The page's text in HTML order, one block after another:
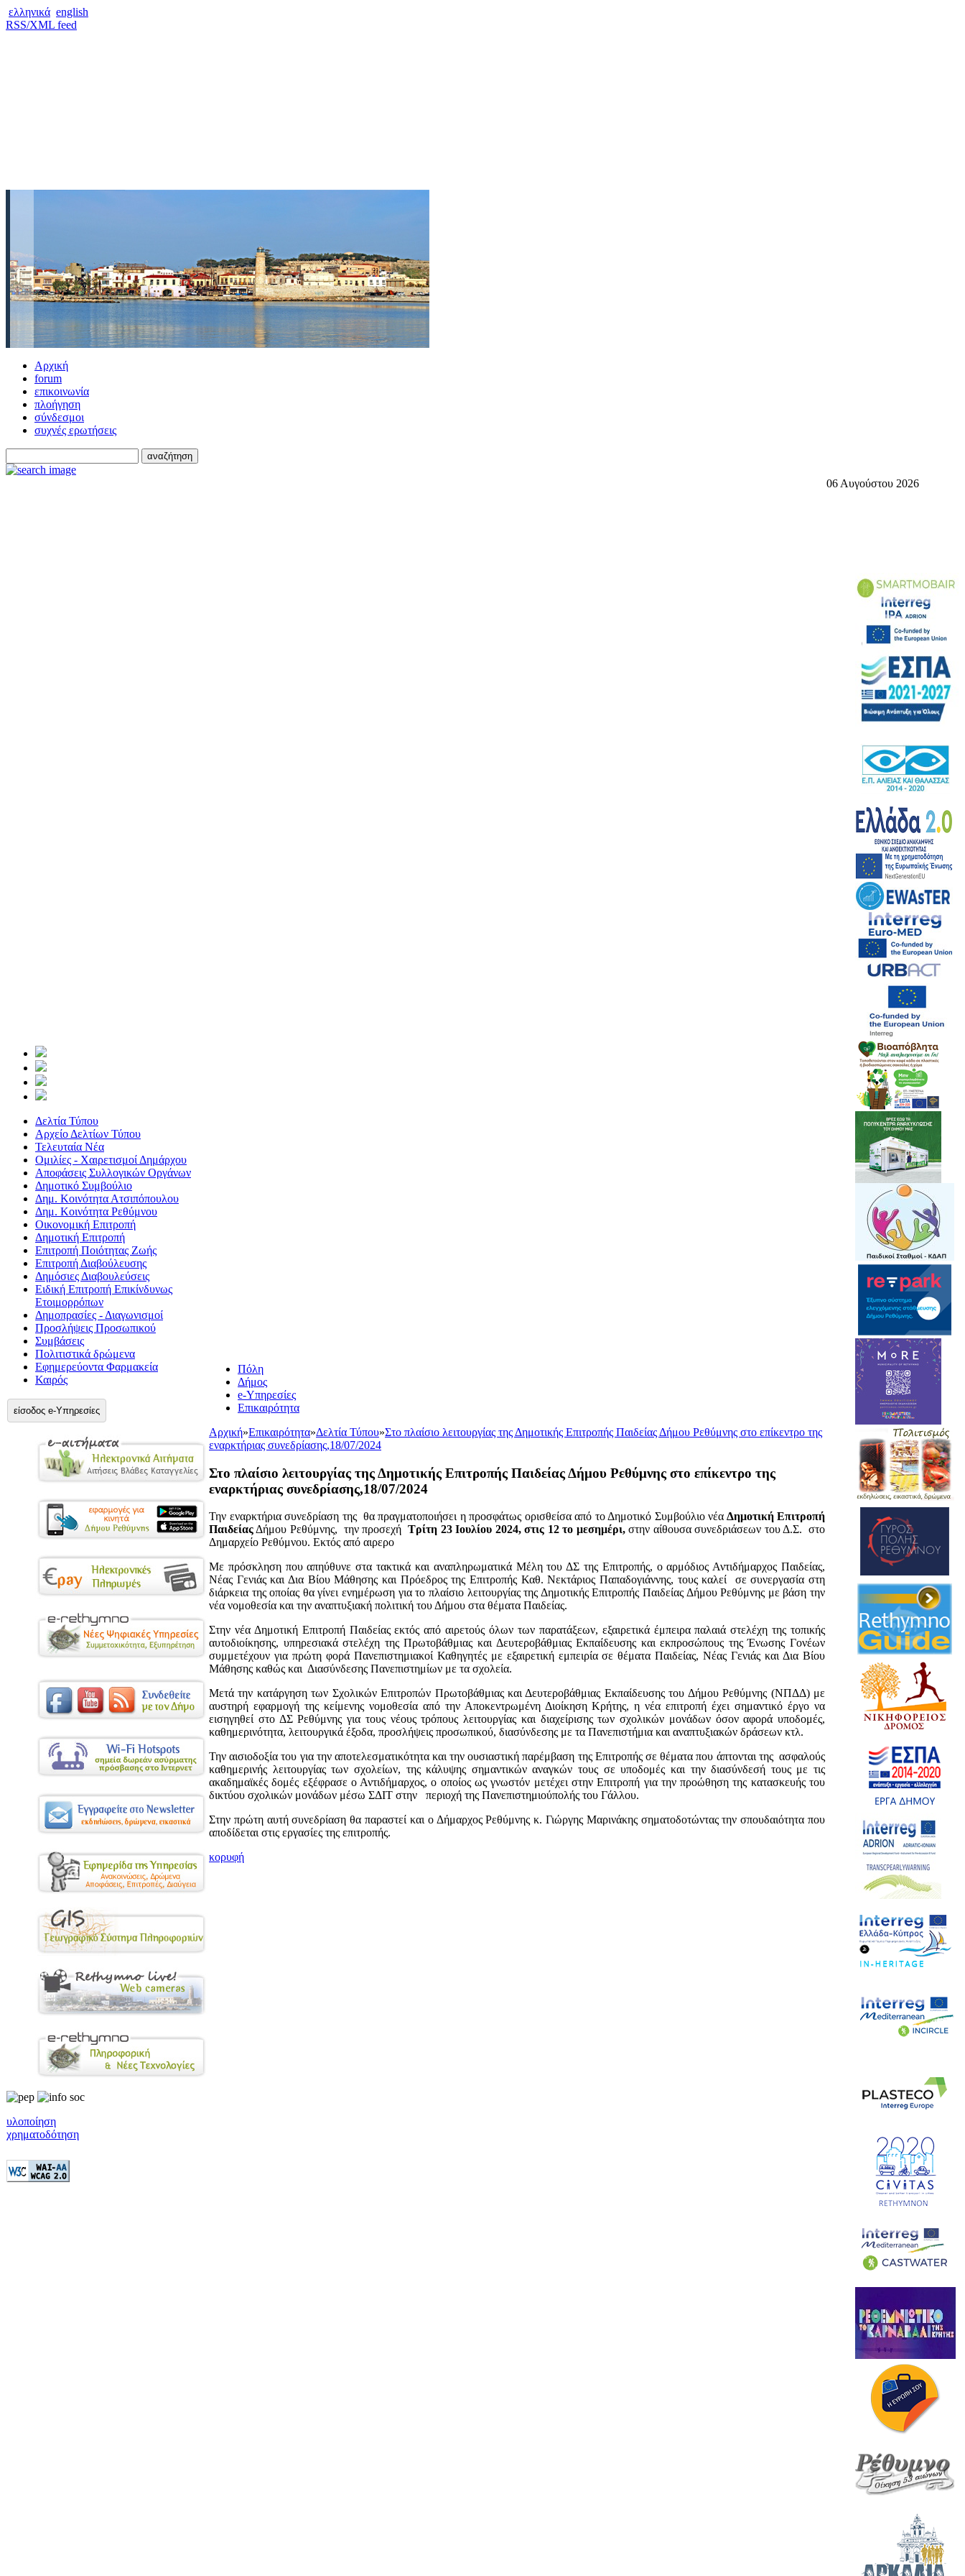
ελληνικά english
RSS/XML feed
Αρχική
forum
επικοινωνία
πλοήγηση
σύνδεσμοι
συχνές ερωτήσεις
Δελτία Τύπου
Αρχείο Δελτίων Τύπου
Τελευταία Νέα
Ομιλίες - Χαιρετισμοί Δημάρχου
Αποφάσεις Συλλογικών Οργάνων
Δημοτικό Συμβούλιο
Δημ. Κοινότητα Ατσιπόπουλου
Δημ. Κοινότητα Ρεθύμνου
Οικονομική Επιτροπή
Δημοτική Επιτροπή
Επιτροπή Ποιότητας Ζωής
Επιτροπή Διαβούλευσης
Δημόσιες Διαβουλεύσεις
Ειδική Επιτροπή Επικίνδυνως
Ετοιμορρόπων
Δημοπρασίες - Διαγωνισμοί
Προσλήψεις Προσωπικού
Συμβάσεις
Πολιτιστικά δρώμενα
Εφημερεύοντα Φαρμακεία
Καιρός
είσοδος e-Υπηρεσίες
υλοποίηση
χρηματοδότηση
Πόλη
Δήμος
e-Υπηρεσίες
Επικαιρότητα
Αρχική»Επικαιρότητα»Δελτία Τύπου»Στο πλαίσιο λειτουργίας της Δημοτικής Επιτροπής Παιδείας Δήμου Ρεθύμνης στο επίκεντρο της
εναρκτήριας συνεδρίασης,18/07/2024
Στο πλαίσιο λειτουργίας της Δημοτικής Επιτροπής Παιδείας Δήμου Ρεθύμνης στο επίκεντρο της
εναρκτήριας συνεδρίασης,18/07/2024
Την εναρκτήρια συνεδρίαση της θα πραγματοποιήσει η προσφάτως ορισθείσα από το Δημοτικό Συμβούλιο νέα Δημοτική Επιτροπή
ΠαιδείαςΔήμου Ρεθύμνης, την προσεχήΤρίτη 23 Ιουλίου 2024, στις 12 το μεσημέρι,στην αίθουσα συνεδριάσεων του Δ.Σ. στο
Δημαρχείο Ρεθύμνου. Εκτός από αιρερο
Με πρόσκληση που απηύθυνε στα τακτικά και αναπληρωματικά Μέλη του ΔΣ της Επιτροπής, ο αρμόδιος Αντιδήμαρχος Παιδείας,
Νέας Γενιάς και Δια Βίου Μάθησης και Πρόεδρος της Επιτροπής Καθ. Νεκτάριος Παπαδογιάννης, τους καλεί σε συνεργασία στη
διάρκεια της οποίας θα γίνει ενημέρωση για το πλαίσιο λειτουργίας της Δημοτικής Επιτροπής Παιδείας Δήμου Ρεθύμνης με βάση την
νέα νομοθεσία και την αναπτυξιακή πολιτική του Δήμου στα θέματα Παιδείας.
Στην νέα Δημοτική Επιτροπή Παιδείας εκτός από αιρετούς όλων των παρατάξεων, εξαιρετικά έμπειρα παλαιά στελέχη της τοπικής
αυτοδιοίκησης, υπηρεσιακά στελέχη της Πρωτοβάθμιας και Δευτεροβάθμιας Εκπαίδευσης και εκπροσώπους της Ένωσης Γονέων
συμμετέχουν για πρώτη φορά Πανεπιστημιακοί Καθηγητές με εξαιρετική εμπειρία σε θέματα Παιδείας, Νέας Γενιάς και Δια Βίου
Μάθησης καθώς και Διασύνδεσης Πανεπιστημίων με τα σχολεία.
Μετά την κατάργηση των Σχολικών Επιτροπών Πρωτοβάθμιας και Δευτεροβάθμιας Εκπαίδευσης του Δήμου Ρεθύμνης (ΝΠΔΔ) με
αυστηρή εφαρμογή της κείμενης νομοθεσία από την Αποκεντρωμένη Διοίκηση Κρήτης, η νέα επιτροπή έχει σημαντικό έργο να
εισηγηθεί στο ΔΣ Ρεθύμνης για τους νέους τρόπους λειτουργίας και διαχείρισης των σχολικών μονάδων όσον αφορά υποδομές,
καθημερινότητα, λειτουργικά έξοδα, προσλήψεις προσωπικού, διασύνδεσης με τα Πανεπιστήμια και αναπτυξιακών δράσεων κτλ.
Την αισιοδοξία του για την αποτελεσματικότητα και την ουσιαστική παρέμβαση της Επιτροπής σε θέματα που άπτονται της ασφαλούς
καθημερινής λειτουργίας των σχολείων, της κάλυψης σημαντικών αναγκών τους σε υποδομές και την διασύνδεσή τους με τις
ακαδημαϊκές δομές εξέφρασε ο Αντιδήμαρχος, ο οποίος ως γνωστόν μετέχει στην Επιτροπή για την προώθηση της κατασκευής του
δικτύου σχολικών μονάδων μέσω ΣΔΙΤ στην περιοχή της Πανεπιστημιούπολής του Γάλλου.
Στην πρώτη αυτή συνεδρίαση θα παραστεί και ο Δήμαρχος Ρεθύμνης κ. Γιώργης Μαρινάκης σηματοδοτώντας την σπουδαιότητα που
αποδίδεται στις εργασίες της επιτροπής.
κορυφή
06 Αυγούστου 2026